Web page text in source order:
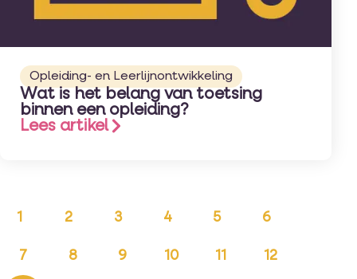
Opleiding- en Leerlijnontwikkeling
Wat is het belang van toetsing
binnen een opleiding?
Lees artikel
1 2 3 4 5 6
7 8 9 10 11 12